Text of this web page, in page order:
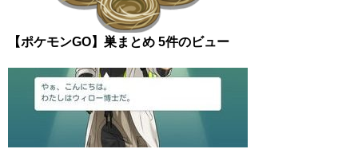
【ポケモンGO】巣まとめ 5件のビュー